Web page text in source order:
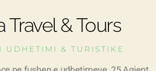
Travel & Tours
UDHETIMI & TURISTIKE